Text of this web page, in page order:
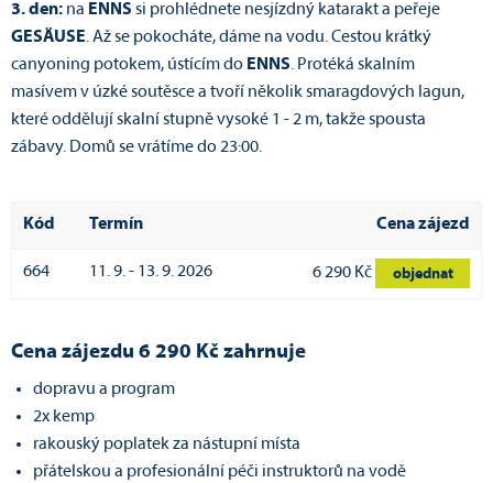
3. den: na ENNS si prohlédnete nesjízdný katarakt a peřeje
GESÄUSE. Až se pokocháte, dáme na vodu. Cestou krátký
canyoning potokem, ústícím do ENNS. Protéká skalním
masívem v úzké soutěsce a tvoří několik smaragdových lagun,
které oddělují skalní stupně vysoké 1 - 2 m, takže spousta
zábavy. Domů se vrátíme do 23:00.
Kód Termín Cena zájezd
664 11. 9. - 13. 9. 2026 6 290 Kč objednat
Cena zájezdu 6 290 Kč zahrnuje
dopravu a program
2x kemp
rakouský poplatek za nástupní místa
přátelskou a profesionální péči instruktorů na vodě